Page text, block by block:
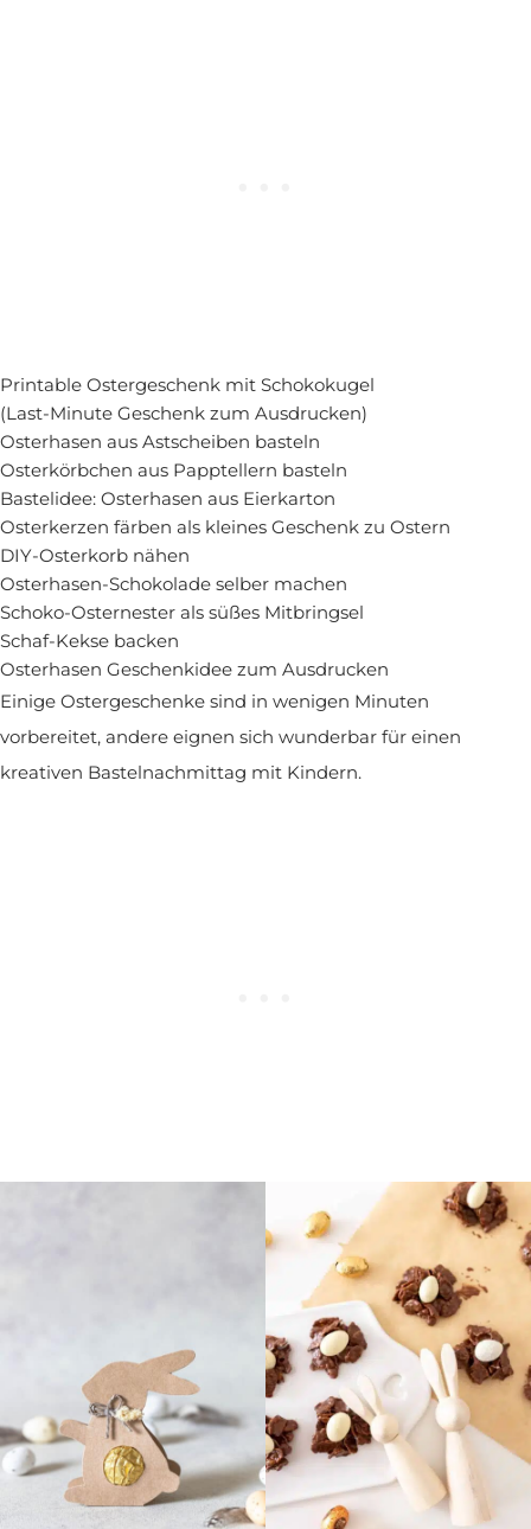
Printable Ostergeschenk mit Schokokugel
(Last-Minute Geschenk zum Ausdrucken)
Osterhasen aus Astscheiben basteln
Osterkörbchen aus Papptellern basteln
Bastelidee: Osterhasen aus Eierkarton
Osterkerzen färben als kleines Geschenk zu Ostern
DIY-Osterkorb nähen
Osterhasen-Schokolade selber machen
Schoko-Osternester als süßes Mitbringsel
Schaf-Kekse backen
Osterhasen Geschenkidee zum Ausdrucken
Einige Ostergeschenke sind in wenigen Minuten
vorbereitet, andere eignen sich wunderbar für einen
kreativen Bastelnachmittag mit Kindern.